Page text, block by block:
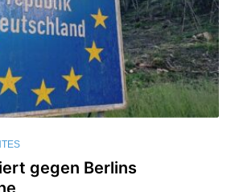
gegen Berlins